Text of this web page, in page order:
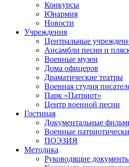
Конкурсы
Юнармия
Новости
Учреждения
Центральные
Ансамбли песни и
Военные музеи
Дома офицеров
Драматические театры
Военная студия
Парк «Патриот»
Центр военной песни
Гостиная
Документальные
Военные
ПОЭЗИЯ
Методика
Руководящие